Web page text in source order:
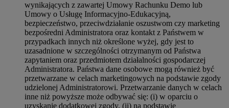
wynikających z zawartej Umowy Rachunku Demo lub
Umowy o Usługę Informacyjno-Edukacyjną,
bezpieczeństwo, przeciwdziałanie oszustwom czy marketing
bezpośredni Administratora oraz kontakt z Państwem w
przypadkach innych niż określone wyżej, gdy jest to
uzasadnione w szczególności otrzymanym od Państwa
zapytaniem oraz przedmiotem działalności gospodarczej
Administratora. Państwa dane osobowe mogą również być
przetwarzane w celach marketingowych na podstawie zgody
udzielonej Administratorowi. Przetwarzanie danych w celach
inne niż powyższe może odbywać się: (i) w oparciu o
uzyskanie dodatkowej zgody, (ii) na podstawie